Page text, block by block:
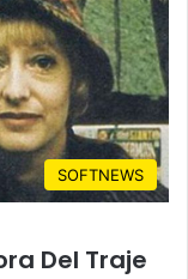
SOFTNEWS
Del Traje